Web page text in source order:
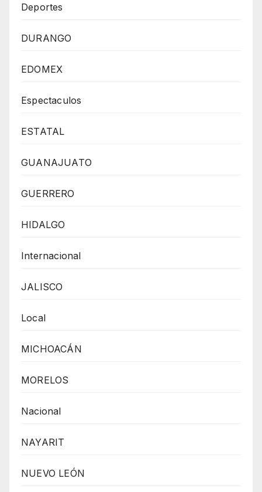
Deportes
DURANGO
EDOMEX
Espectaculos
ESTATAL
GUANAJUATO
GUERRERO
HIDALGO
Internacional
JALISCO
Local
MICHOACÁN
MORELOS
Nacional
NAYARIT
NUEVO LEÓN